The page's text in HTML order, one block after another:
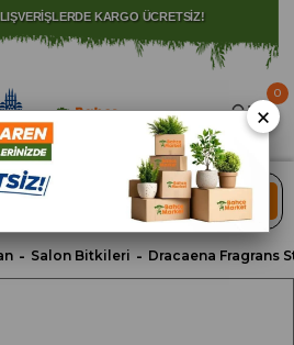
KARGO ÜCRETSİZ!
İSTANBUL İLİ İLE SINIRLIDIR.
ARA
0
Salon Bitkileri
×